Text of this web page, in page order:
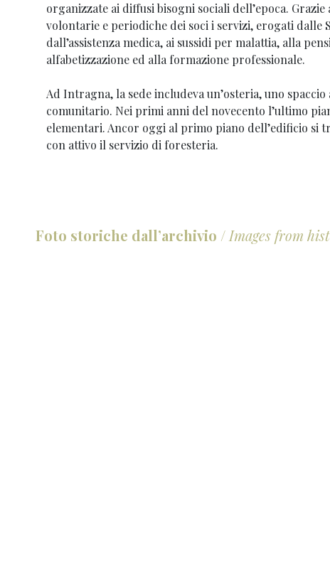
organizzate ai diffusi bisogni sociali dell’epoca.
volontarie e periodiche dei soci i servizi, erogati dalle
dall’assistenza medica, ai sussidi per malattia, alla
alfabetizzazione ed alla formazione professionale.
Ad Intragna, la sede includeva un’osteria, uno
comunitario. Nei primi anni del novecento l’ultimo
elementari. Ancor oggi al primo piano dell’edificio si
con attivo il servizio di foresteria.
Foto storiche dall’archivio / Images from